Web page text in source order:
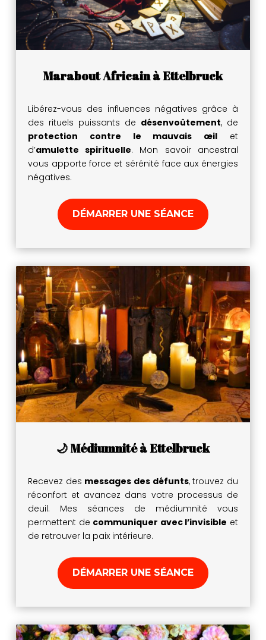
Marabout Africain à Ettelbruck
Libérez-vous des influences négatives grâce à
des rituels puissants de désenvoûtement, de
protection contre le mauvais œil et
d’amulette spirituelle. Mon savoir ancestral
vous apporte force et sérénité face aux énergies
négatives.
DÉMARRER UNE SÉANCE
🌙 Médiumnité à Ettelbruck
Recevez des messages des défunts, trouvez du
réconfort et avancez dans votre processus de
deuil. Mes séances de médiumnité vous
permettent de communiquer avec l’invisible et
de retrouver la paix intérieure.
DÉMARRER UNE SÉANCE